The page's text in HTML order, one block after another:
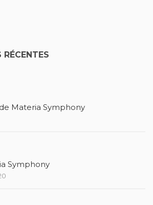
Materia Symphony
Symphony